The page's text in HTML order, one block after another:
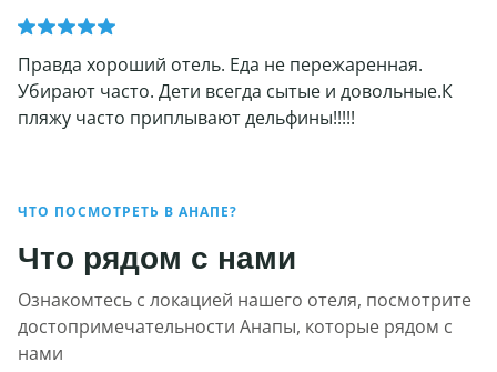
Правда хороший отель. Еда не пережаренная.
Убирают часто. Дети всегда сытые и довольные.К
пляжу часто приплывают дельфины!!!!!
ЧТО ПОСМОТРЕТЬ В АНАПЕ?
Что рядом с нами
Ознакомтесь с локацией нашего отеля, посмотрите
достопримечательности Анапы, которые рядом с
нами